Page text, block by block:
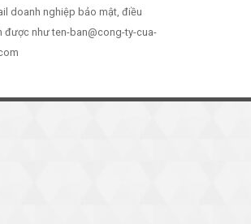
doanh nghiệp bảo mật, điều
được như ten-ban@cong-ty-cua-